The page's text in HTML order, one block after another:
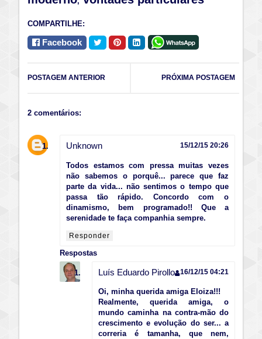
COMPARTILHE:
Facebook
PRÓXIMA POSTAGEM
POSTAGEM ANTERIOR
2 comentários:
Unknown 15/12/15 20:26
Todos estamos com pressa muitas vezes
não sabemos o porquê... parece que faz
parte da vida... não sentimos o tempo que
passa tão rápido. Concordo com o
dinamismo, bem programado!! Que a
serenidade te faça companhia sempre.
Responder
Respostas
Luís Eduardo Pirollo 16/12/15 04:21
Oi, minha querida amiga Eloiza!!!
Realmente, querida amiga, o
mundo caminha na contra-mão do
crescimento e evolução do ser... a
correria é tamanha, que nem,